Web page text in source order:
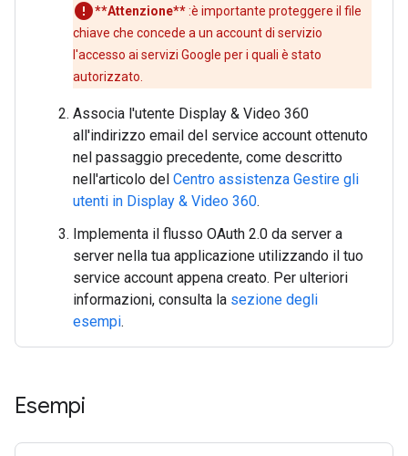
**Attenzione**:è importante proteggere il file
chiave che concede a un account di servizio
l'accesso ai servizi Google per i quali è stato
autorizzato.
Associa l'utente Display & Video 360
all'indirizzo email del service account ottenuto
nel passaggio precedente, come descritto
nell'articolo del Centro assistenza Gestire gli
utenti in Display & Video 360.
Implementa il flusso OAuth 2.0 da server a
server nella tua applicazione utilizzando il tuo
service account appena creato. Per ulteriori
informazioni, consulta la sezione degli
esempi.
Esempi